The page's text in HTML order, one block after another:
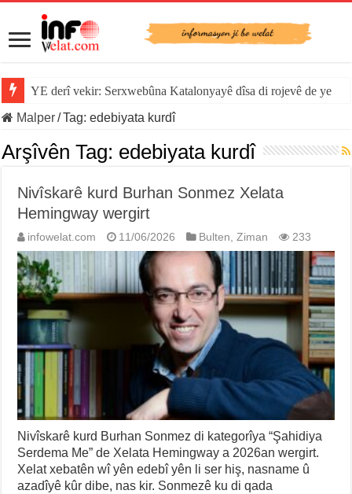
YE derî vekir: Serxwebûna Katalonyayê dîsa di rojevê de ye
Malper/Tag:edebiyata kurdî
Arşîvên Tag: edebiyata kurdî
Nivîskarê kurd Burhan Sonmez Xelata
Hemingway wergirt
infowelat.com 11/06/2026 Bulten,Ziman 233
Nivîskarê kurd Burhan Sonmez di kategorîya “Şahidiya
Serdema Me” de Xelata Hemingway a 2026an wergirt.
Xelat xebatên wî yên edebî yên li ser hiş, nasname û
azadîyê kûr dibe, nas kir. Sonmezê ku di qada